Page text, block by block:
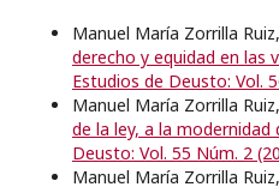
Manuel María Zorrilla Ruiz,
derecho y equidad en las
Estudios de Deusto: Vol.
Manuel María Zorrilla Ruiz,
de la ley, a la modernidad
Deusto: Vol. 55 Núm. 2
Manuel María Zorrilla Ruiz,